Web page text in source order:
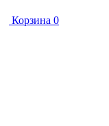
Корзина 0